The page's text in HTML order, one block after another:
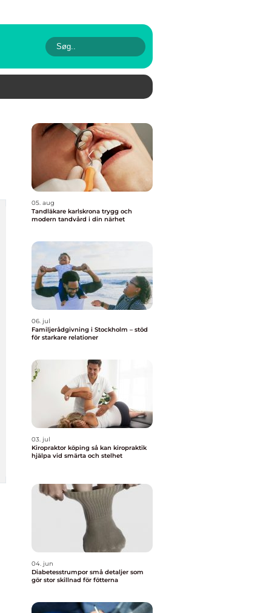
05. aug
Tandläkare karlskrona trygg och
modern tandvård i din närhet
06. jul
Familjerådgivning i Stockholm – stöd
för starkare relationer
03. jul
Kiropraktor köping så kan kiropraktik
hjälpa vid smärta och stelhet
04. jun
Diabetesstrumpor små detaljer som
gör stor skillnad för fötterna